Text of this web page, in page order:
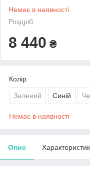
Немає в наявності
Роздріб
8 440 ₴
Колір
Зелений Синій
Немає в наявності
Опис